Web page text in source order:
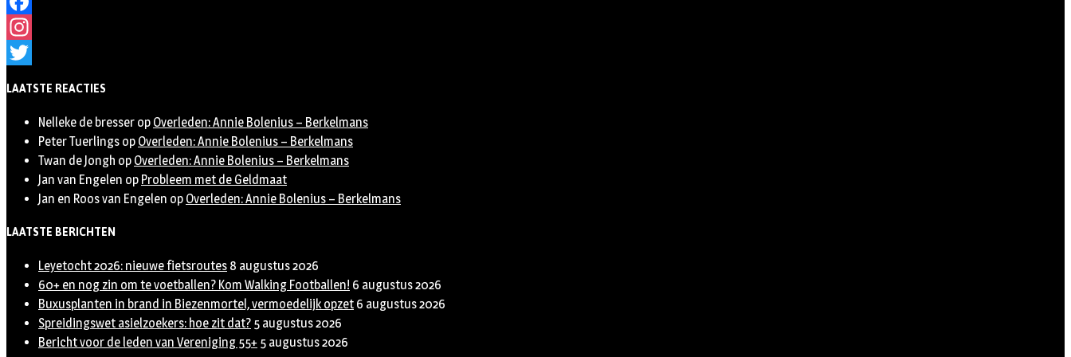
Facebook
Instagram
LAATSTE REACTIES
Nelleke de bresser op Overleden: Annie Bolenius – Berkelmans
Peter Tuerlings op Overleden: Annie Bolenius – Berkelmans
Twan de Jongh op Overleden: Annie Bolenius – Berkelmans
Jan van Engelen op Probleem met de Geldmaat
Jan en Roos van Engelen op Overleden: Annie Bolenius – Berkelmans
LAATSTE BERICHTEN
Leyetocht 2026: nieuwe fietsroutes 8 augustus 2026
60+ en nog zin om te voetballen? Kom Walking Footballen! 6 augustus 2026
Buxusplanten in brand in Biezenmortel, vermoedelijk opzet 6 augustus 2026
Spreidingswet asielzoekers: hoe zit dat? 5 augustus 2026
Bericht voor de leden van Vereniging 55+ 5 augustus 2026